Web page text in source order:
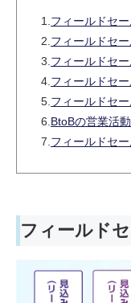
1. フィールドセ
2. フィールドセ
3. フィールドセ
4. フィールドセ
5. フィールドセ
6. BtoBの営業活
7. フィールドセ
フィールド